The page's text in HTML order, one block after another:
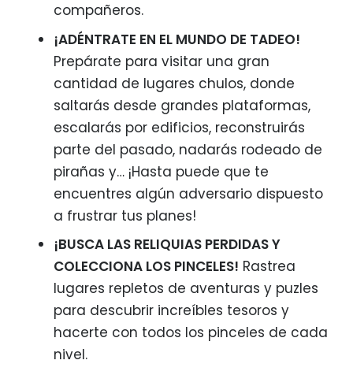
compañeros.
¡ADÉNTRATE EN EL MUNDO DE TADEO!
Prepárate para visitar una gran
cantidad de lugares chulos, donde
saltarás desde grandes plataformas,
escalarás por edificios, reconstruirás
parte del pasado, nadarás rodeado de
pirañas y… ¡Hasta puede que te
encuentres algún adversario dispuesto
a frustrar tus planes!
¡BUSCA LAS RELIQUIAS PERDIDAS Y
COLECCIONA LOS PINCELES! Rastrea
lugares repletos de aventuras y puzles
para descubrir increíbles tesoros y
hacerte con todos los pinceles de cada
nivel.